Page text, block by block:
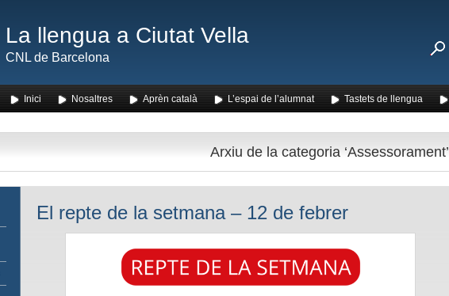
La llengua a Ciutat Vella
CNL de Barcelona
Inici Nosaltres Aprèn català L’espai de l’alumnat Tastets de llengua
Arxiu de la categoria ‘Assessorament’
El repte de la setmana – 12 de febrer